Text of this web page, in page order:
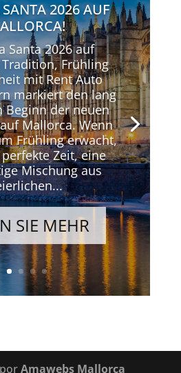
2026 AUF
Santa 2026 auf
Frühling
mit Rent Auto
markiert den lang
Beginn der neuen
Mallorca. Wenn
Frühling erwacht,
Zeit, eine
Mischung aus
SIE MEHR
Amawebs Mallorca